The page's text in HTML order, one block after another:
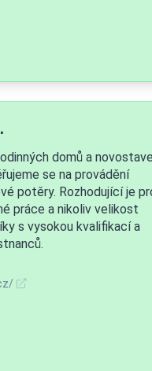
domů a
se na provádění
potěry. Rozhodující je
práce a nikoliv velikost
s vysokou kvalifikací a